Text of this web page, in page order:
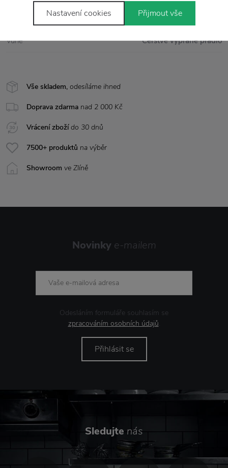
Vše skladem, odesíláme ihned
Doprava zdarma nad 2 000 Kč
Vrácení zbožído 30 dnů
7500+ produktů na výběr
Showroom ve Zlíně
Ø 6,5 cm x výška 8 cm
Vůně Čerstvě vyprané prádlo
Novinky e-mailem
Odesláním formuláře souhlasím se
zpracováním osobních údajů.
Přihlásit se
Sledujte nás
Nastavení cookies Přijmout vše